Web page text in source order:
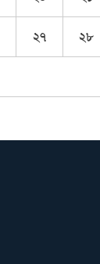
২৭ ২৮